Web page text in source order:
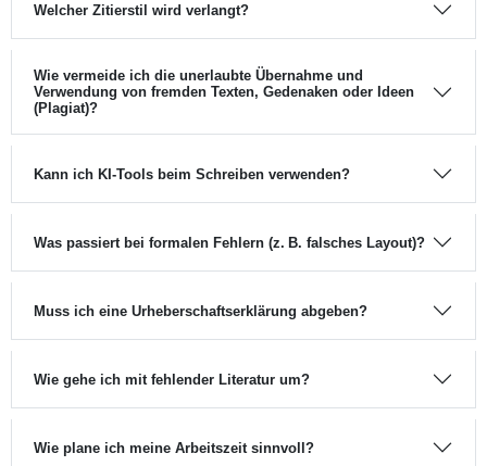
Welcher Zitierstil wird verlangt?
Wie vermeide ich die unerlaubte Übernahme und
Verwendung von fremden Texten, Gedenaken oder Ideen
(Plagiat)?
Kann ich KI‑Tools beim Schreiben verwenden?
Was passiert bei formalen Fehlern (z. B. falsches Layout)?
Muss ich eine Urheberschaftserklärung abgeben?
Wie gehe ich mit fehlender Literatur um?
Wie plane ich meine Arbeitszeit sinnvoll?